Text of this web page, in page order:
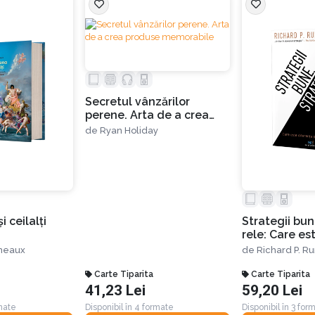
deoarece colaborarea presupune risc, încredere și
creează condițiile care le permit oamenilor să treacă la un
voie.
la suprafață bunele intenții pe care le avem. De aceea trebuie să ne
uimitoare.
ÎNCREDERE & INSPIRAȚIE: CONVINGERILE FUNDAMENTALE ȘI
fiecărui om, suntem inspirați să tratăm oamenii în funcție
ceilalți
Secretul vânzărilor
perene. Arta de a crea
produse memorabile
de Ryan Holiday
Carte Tiparita
41,23 Lei
Disponibil în 4 formate
Strategii
rele: Care
și de ce
de Richard P.
Carte Tiparita
59,20 Lei
Disponibil în 3